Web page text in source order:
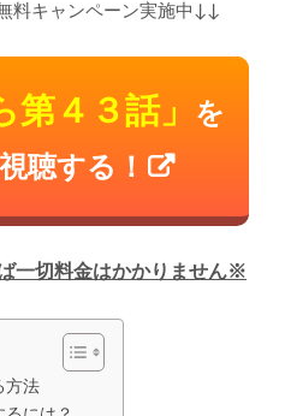
料キャンペーン実施中↓↓
第４３話」
を
聴する！
一切料金はかかりません※
方法